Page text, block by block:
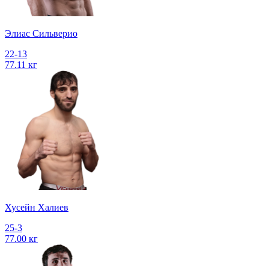
Элиас Сильверио
22-13
77.11 кг
Хусейн Халиев
25-3
77.00 кг